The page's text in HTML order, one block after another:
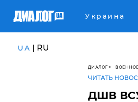
Украина
UA | RU
ДИАЛОГ
ЧИТАТЬ
ДШВ